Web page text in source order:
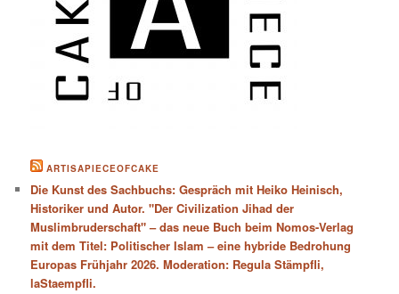
ARTISAPIECEOFCAKE
Die Kunst des Sachbuchs: Gespräch mit Heiko Heinisch,
Historiker und Autor. "Der Civilization Jihad der
Muslimbruderschaft" – das neue Buch beim Nomos-Verlag
mit dem Titel: Politischer Islam – eine hybride Bedrohung
Europas Frühjahr 2026. Moderation: Regula Stämpfli,
laStaempfli.